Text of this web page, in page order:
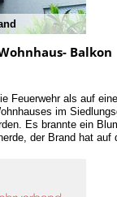
Balkon
Feuerwehr als auf
im
Es brannte ein
der Brand hat auf